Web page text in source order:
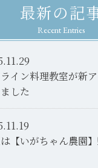
最新の記
Recent Entries
イン料理教室が新
した
【いがちゃん農園